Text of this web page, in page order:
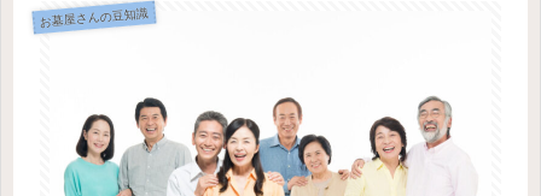
お墓屋さんの豆知識